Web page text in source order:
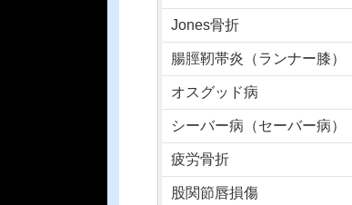
Jones骨折
腸脛靭帯炎（ランナー膝）
オスグッド病
シーバー病（セーバー病）
疲労骨折
股関節唇損傷